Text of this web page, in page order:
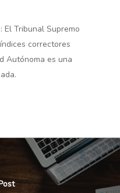
El Tribunal Supremo
correctores
Autónoma es una